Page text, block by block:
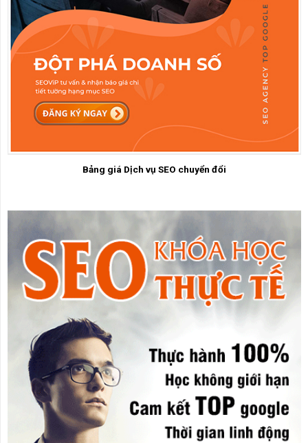
Bảng giá Dịch vụ SEO chuyển đổi